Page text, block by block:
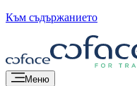
Към съдържанието
Меню